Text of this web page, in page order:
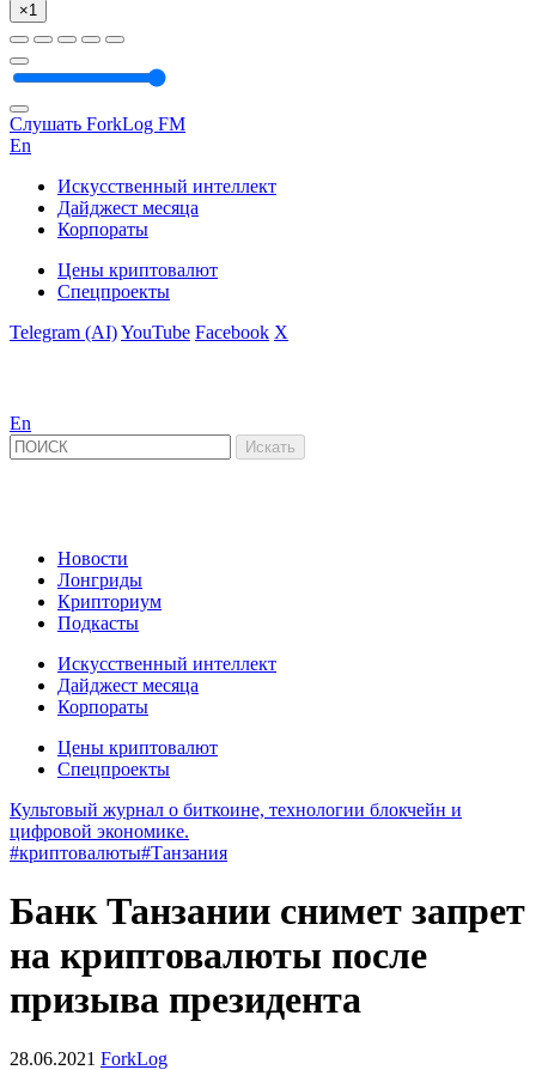
×1
Слушать ForkLog FM
En
Искусственный интеллект
Дайджест месяца
Корпораты
Цены криптовалют
Спецпроекты
Telegram (AI)YouTube Facebook X
En
Новости
Лонгриды
Крипториум
Подкасты
Искусственный интеллект
Дайджест месяца
Корпораты
Цены криптовалют
Спецпроекты
Культовый журнал о биткоине, технологии блокчейн и
цифровой экономике.
#криптовалюты#Танзания
Банк Танзании снимет запрет
на криптовалюты после
призыва президента
28.06.2021 ForkLog